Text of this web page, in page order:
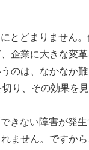
とどまりません
企業に大きな変
のは、なかなか
り、その効果を
きない障害が発
ません。ですか